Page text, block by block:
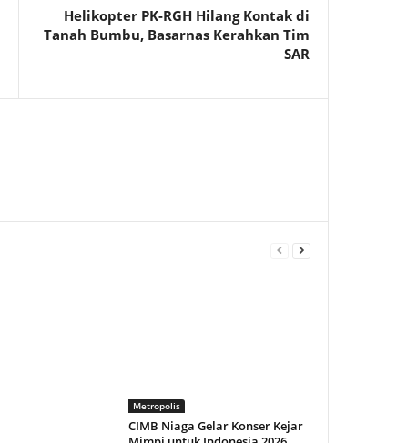
Helikopter PK-RGH Hilang Kontak di
Tanah Bumbu, Basarnas Kerahkan Tim
SAR
Metropolis
CIMB Niaga Gelar Konser Kejar